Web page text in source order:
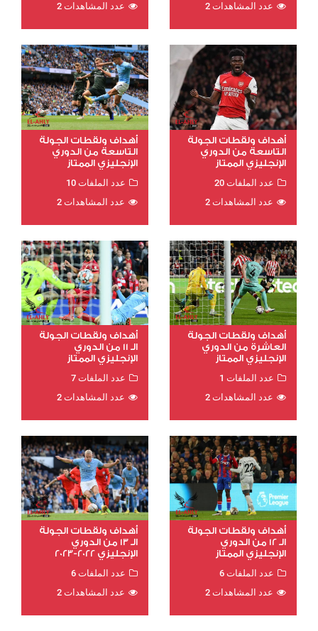
عدد المشاهدات 2
عدد المشاهدات 2
أهداف ولقطات الجولة
التاسعة من الدوري
الإنجليزي الممتاز
عدد الملفات 20
عدد المشاهدات 2
أهداف ولقطات الجولة
التاسعة من الدوري
الإنجليزي الممتاز
عدد الملفات 10
عدد المشاهدات 2
أهداف ولقطات الجولة
العاشرة من الدوري
الإنجليزي الممتاز
عدد الملفات 1
عدد المشاهدات 2
أهداف ولقطات الجولة
الـ 11 من الدوري
الإنجليزي الممتاز
عدد الملفات 7
عدد المشاهدات 2
أهداف ولقطات الجولة
الـ 12 من الدوري
الإنجليزي الممتاز
عدد الملفات 6
عدد المشاهدات 2
أهداف ولقطات الجولة
الـ 13 من الدوري
الإنجليزي 2022-2023
عدد الملفات 6
عدد المشاهدات 2